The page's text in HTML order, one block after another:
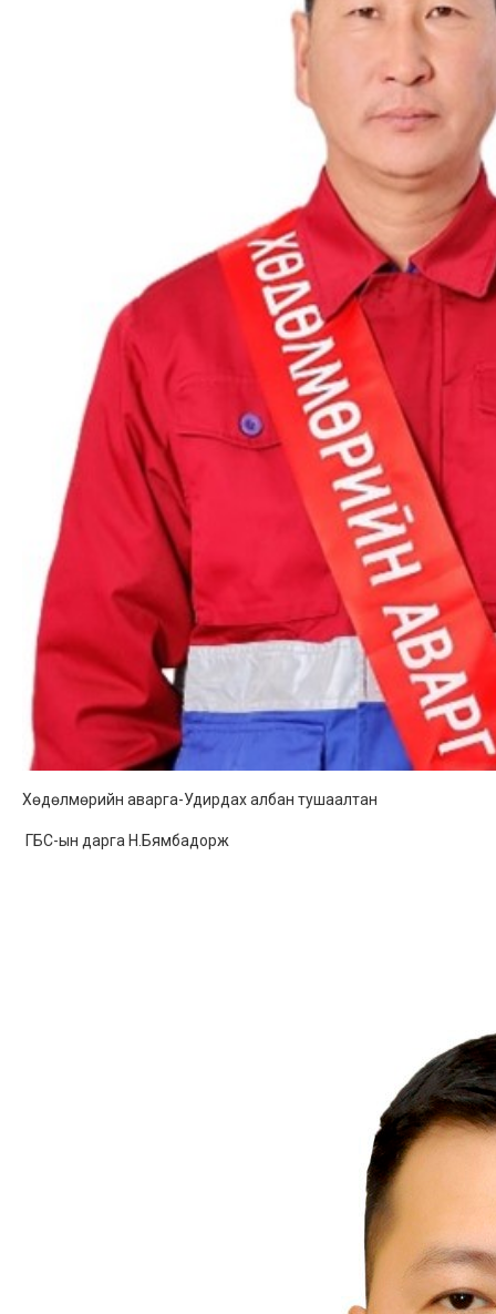
Хөдөлмөрийн аварга-Удирдах албан тушаалтан
ГБС-ын дарга Н.Бямбадорж